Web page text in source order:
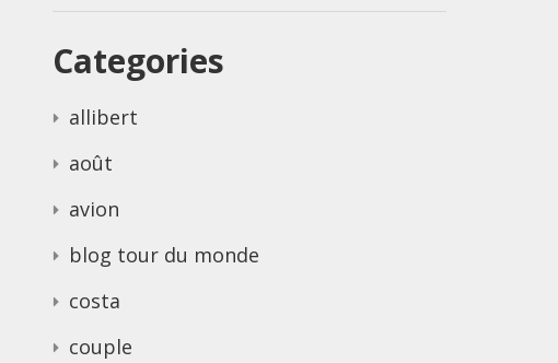
Categories
allibert
août
avion
blog tour du monde
costa
couple